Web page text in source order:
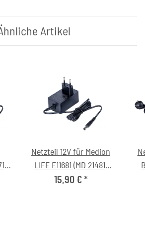
Artikel
Netzteil 12V für Medion
LIFE E11681 (MD 21481)
Fernseher
15,90 €*